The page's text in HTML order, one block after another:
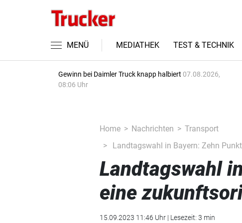
MENÜ MEDIATHEK TEST & TECHNIK
Gewinn bei Daimler Truck knapp halbiert 07.08.2026,
08:06 Uhr
Home Nachrichten
Transport
Landtagswahl in Bayern: Zehn
Landtagswahl
eine
15.09.2023 11:46 Uhr | Lesezeit: 3 min